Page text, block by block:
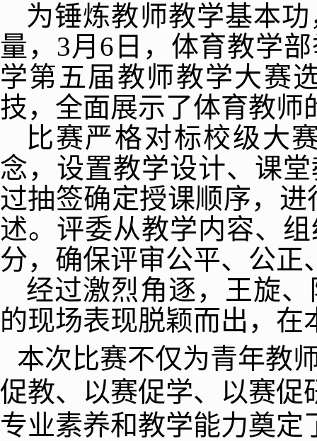
为锤炼教师教学基本
量，3月6日，体育教学
学第五届教师教学大赛
技，全面展示了体育教师
比赛严格对标校级大
念，设置教学设计、课
过抽签确定授课顺序，
述。评委从教学内容、
分，确保评审公平、公正
经过激烈角逐，王旋
的现场表现脱颖而出，
本次比赛不仅为青年教
促教、以赛促学、以赛促
专业素养和教学能力奠定